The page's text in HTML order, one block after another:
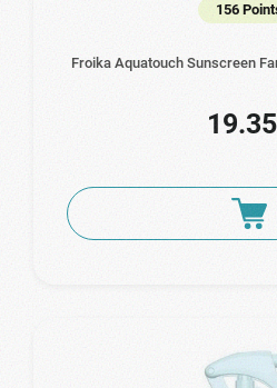
156
Froika Aquatouch Sunscreen